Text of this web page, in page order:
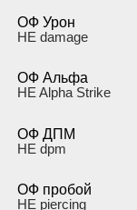
ОФ Урон
HE damage
ОФ Альфа
HE Alpha Strike
ОФ ДПМ
HE dpm
ОФ пробой
HE piercing